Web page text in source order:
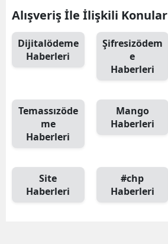
Alışveriş İle İlişkili Konular
Dijitalödeme
Haberleri
Şifresizödem
e
Haberleri
Temassızöde
me
Haberleri
Mango
Haberleri
Site
Haberleri
#chp
Haberleri